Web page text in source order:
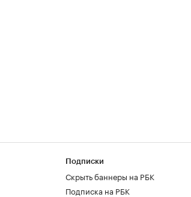
Подписки
Скрыть баннеры на РБК
Подписка на РБК